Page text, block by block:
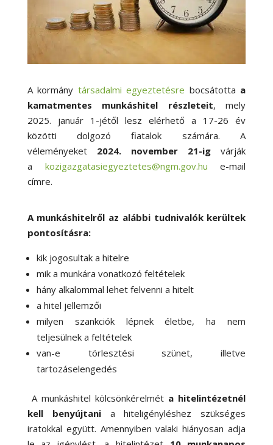
A kormány társadalmi egyeztetésre bocsátotta a
kamatmentes munkáshitel részleteit, mely
2025. január 1-jétől lesz elérhető a 17-26 év
közötti dolgozó fiatalok számára. A
véleményeket 2024. november 21-ig várják
a kozigazgatasiegyeztetes@ngm.gov.hu e-mail
címre.
A munkáshitelről az alábbi tudnivalók kerültek
pontosításra:
kik jogosultak a hitelre
mik a munkára vonatkozó feltételek
hány alkalommal lehet felvenni a hitelt
a hitel jellemzői
milyen szankciók lépnek életbe, ha nem
teljesülnek a feltételek
van-e törlesztési szünet, illetve
tartozáselengedés
A munkáshitel kölcsönkérelmét a hitelintézetnél
kell benyújtania hiteligényléshez szükséges
iratokkal együtt. Amennyiben valaki hiányosan adja